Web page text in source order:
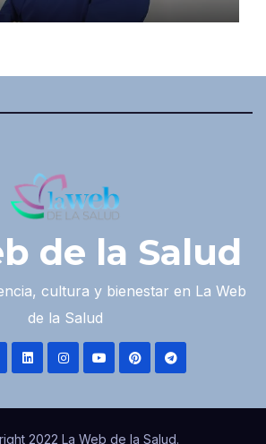
de la Salud
cultura y bienestar en La Web
de la Salud
2022 La Web de la Salud.